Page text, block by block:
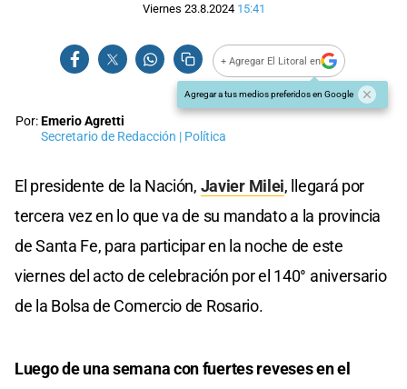
Viernes 23.8.2024 15:41
+ Agregar El Litoral en
Agregar a tus medios preferidos en Google
Por:Emerio Agretti
Secretario de Redacción | Política
El presidente de la Nación, Javier Milei, llegará por
tercera vez en lo que va de su mandato a la provincia
de Santa Fe, para participar en la noche de este
viernes del acto de celebración por el 140° aniversario
de la Bolsa de Comercio de Rosario.
Luego de una semana con fuertes reveses en el